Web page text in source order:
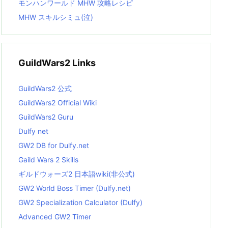
モンハンワールド MHW 攻略レシピ
MHW スキルシミュ(泣)
GuildWars2 Links
GuildWars2 公式
GuildWars2 Official Wiki
GuildWars2 Guru
Dulfy net
GW2 DB for Dulfy.net
Gaild Wars 2 Skills
ギルドウォーズ2 日本語wiki(非公式)
GW2 World Boss Timer (Dulfy.net)
GW2 Specialization Calculator (Dulfy)
Advanced GW2 Timer